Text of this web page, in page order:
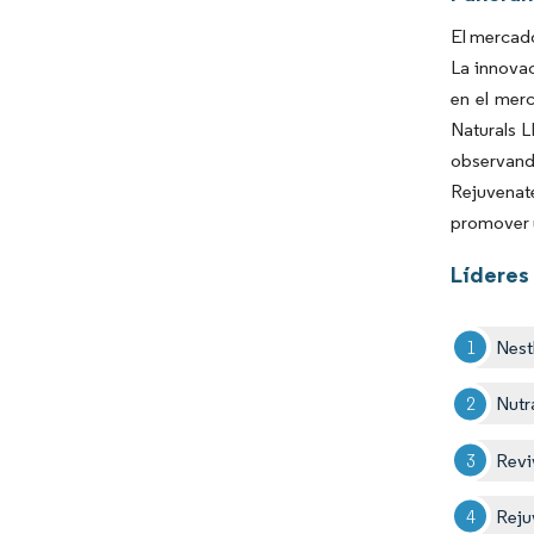
El
La
en el
Naturals
promover
Líderes